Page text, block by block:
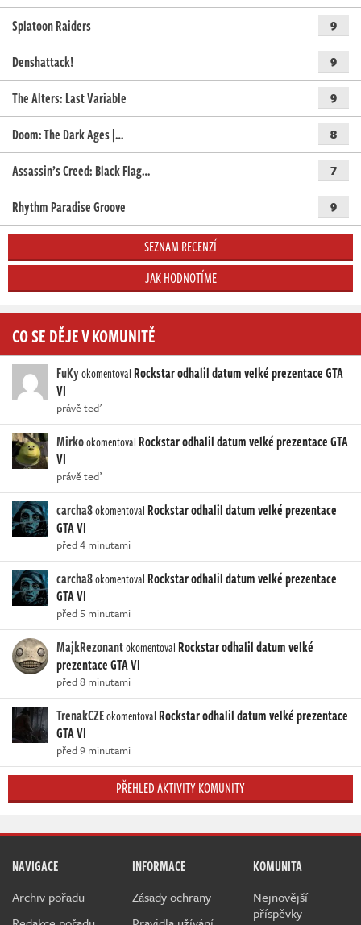
Splatoon Raiders 9
Denshattack! 9
The Alters: Last Variable 9
Doom: The Dark Ages |… 8
Assassin’s Creed: Black Flag… 7
Rhythm Paradise Groove 9
SEZNAM RECENZÍ
JAK HODNOTÍME
CO SE DĚJE V KOMUNITĚ
FuKyokomentoval Rockstar odhalil datum velké prezentace GTA
VI
právě teď
Mirkookomentoval Rockstar odhalil datum velké prezentace GTA
VI
právě teď
carcha8okomentoval Rockstar odhalil datum velké prezentace
GTA VI
před 4 minutami
carcha8okomentoval Rockstar odhalil datum velké prezentace
GTA VI
před 5 minutami
MajkRezonantokomentoval Rockstar odhalil datum velké
prezentace GTA VI
před 8 minutami
TrenakCZEokomentoval Rockstar odhalil datum velké prezentace
GTA VI
před 9 minutami
PŘEHLED AKTIVITY KOMUNITY
NAVIGACE
Archiv pořadu
INFORMACE
Zásady ochrany
KOMUNITA
Nejnovější
příspěvky